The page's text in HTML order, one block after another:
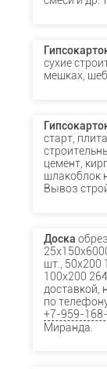
сухие
мешках,
старт,
цемент,
шлакоблок
Вывоз
Доска
шт., 50х200
100х200
доставкой,
по
+7-959-
Миранда.